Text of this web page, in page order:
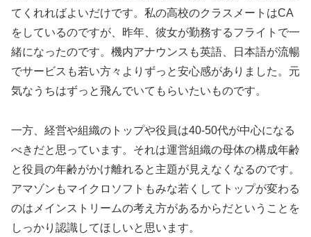
てくれればよいだけです。私の高校のクラスメートはCA
をしているのですが、昨年、彼女が勤務するフライトで一
緒になったのです。機内アナウンスも英語、日本語が流暢
でサービスも若い方々よりずっと安心感がありました。元
気なうちはずっと飛んでいてもらいたいものです。
一方、経営や組織のトップや役員は40-50代が中心になる
べきだと思っています。それは運営組織の母体の構成年齢
と役員の年齢がかけ離れると主題が見えなくなるのです。
アマゾンもマイクロソフトもみな若くしてトップが変わる
のはメインストリームの考え方があるからだということを
しっかり認識してほしいと思います。